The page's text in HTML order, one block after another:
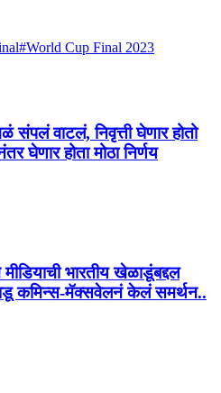
#World Cup Final 2023
संपलं वाटलं, निवृत्ती घेणार होतो
घेणार होता मोठा निर्णय
भारतीय खेळाडूंबद्दल
कमिन्स-मॅक्सवेलनं केलं समर्थन..